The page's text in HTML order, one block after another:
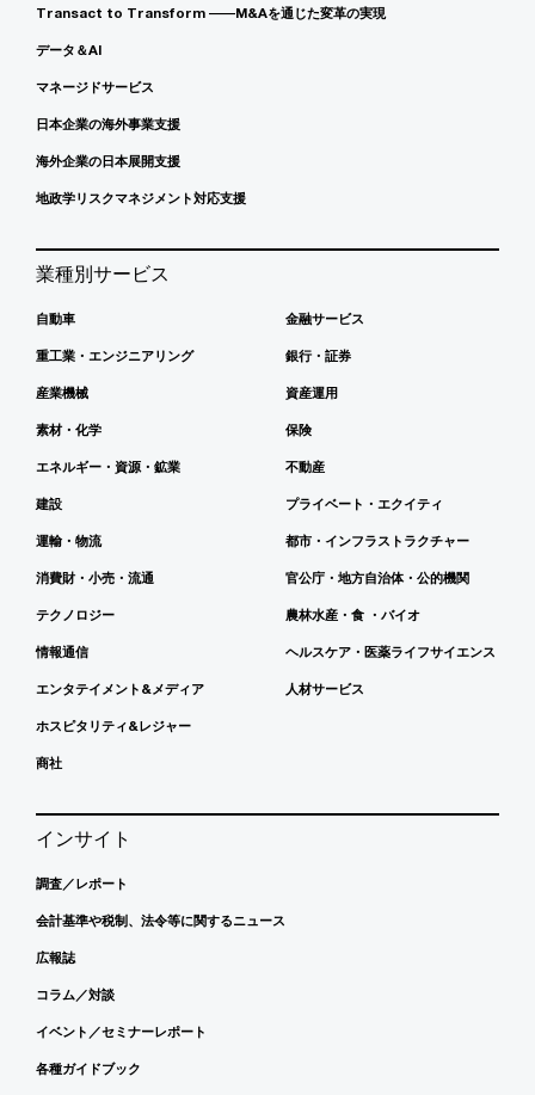
Transact to Transform ――M&Aを通じた変革の実現
データ＆AI
マネージドサービス
日本企業の海外事業支援
海外企業の日本展開支援
地政学リスクマネジメント対応支援
業種別サービス
自動車
重工業・エンジニアリング
産業機械
素材・化学
エネルギー・資源・鉱業
建設
運輸・物流
消費財・小売・流通
テクノロジー
情報通信
エンタテイメント&メディア
ホスピタリティ&レジャー
商社
金融サービス
銀行・証券
資産運用
保険
不動産
プライベート・エクイティ
都市・インフラストラクチャー
官公庁・地方自治体・公的機関
農林水産・食 ・バイオ
ヘルスケア・医薬ライフサイエンス
人材サービス
インサイト
調査／レポート
会計基準や税制、法令等に関するニュース
広報誌
コラム／対談
イベント／セミナーレポート
各種ガイドブック